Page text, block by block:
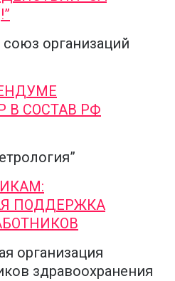
организаций
В СОСТАВ РФ
ПОДДЕРЖКА
организация
здравоохранения